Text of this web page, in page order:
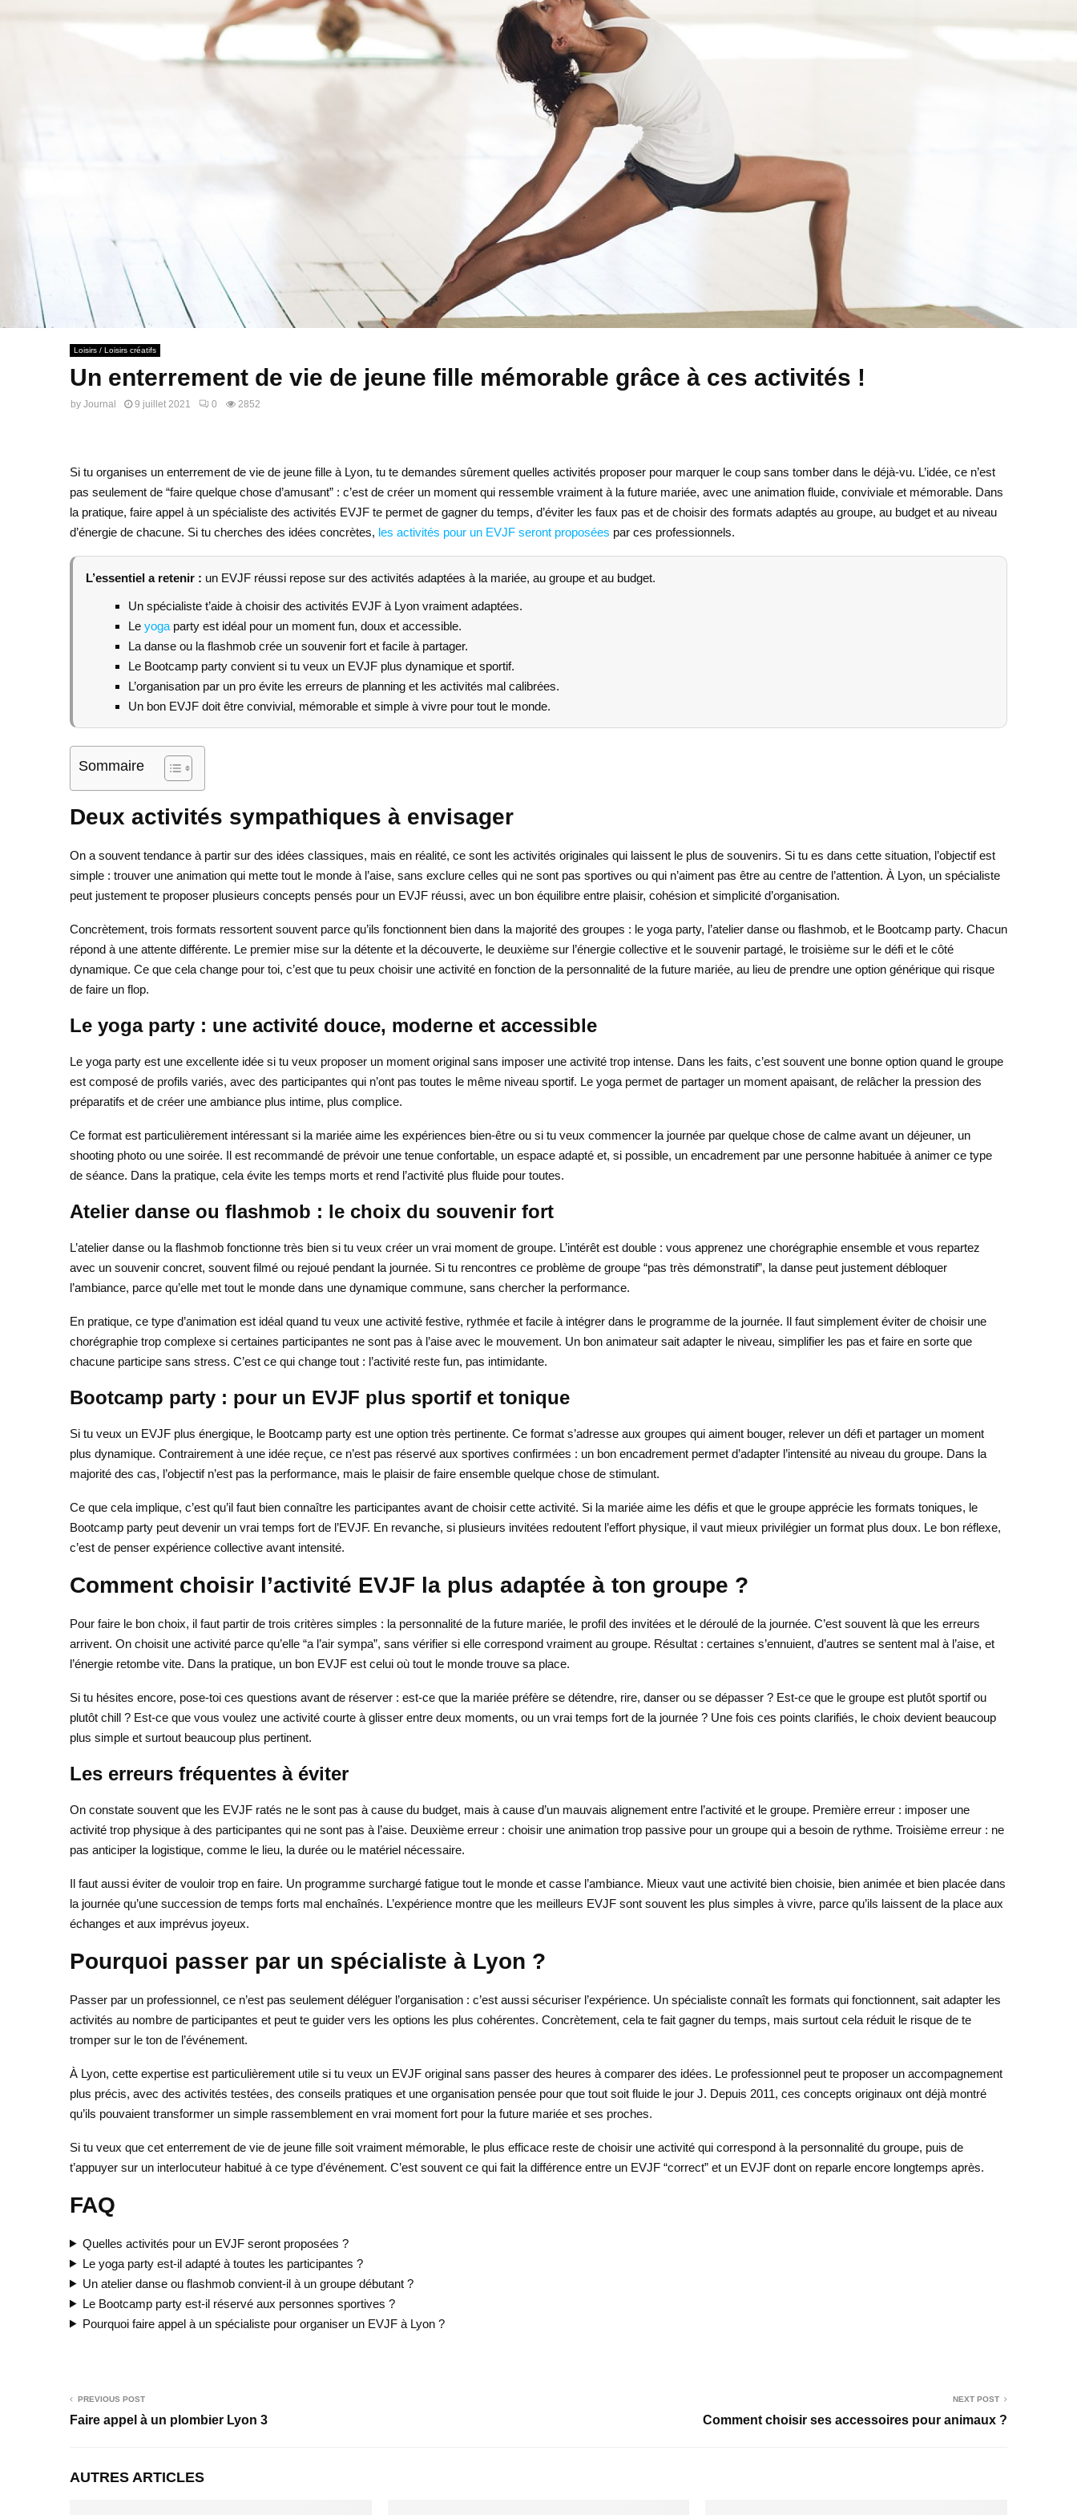
Loisirs / Loisirs créatifs
Un enterrement de vie de jeune fille mémorable grâce à ces activités !
by Journal 9 juillet 2021 0 2852
Si tu organises un enterrement de vie de jeune fille à Lyon, tu te demandes sûrement quelles activités proposer pour marquer le coup sans tomber dans le déjà-vu. L’idée, ce n’est
pas seulement de “faire quelque chose d’amusant” : c’est de créer un moment qui ressemble vraiment à la future mariée, avec une animation fluide, conviviale et mémorable. Dans
la pratique, faire appel à un spécialiste des activités EVJF te permet de gagner du temps, d’éviter les faux pas et de choisir des formats adaptés au groupe, au budget et au niveau
d’énergie de chacune. Si tu cherches des idées concrètes, les activités pour un EVJF seront proposées par ces professionnels.
L’essentiel a retenir : un EVJF réussi repose sur des activités adaptées à la mariée, au groupe et au budget.
Un spécialiste t’aide à choisir des activités EVJF à Lyon vraiment adaptées.
Le yoga party est idéal pour un moment fun, doux et accessible.
La danse ou la flashmob crée un souvenir fort et facile à partager.
Le Bootcamp party convient si tu veux un EVJF plus dynamique et sportif.
L’organisation par un pro évite les erreurs de planning et les activités mal calibrées.
Un bon EVJF doit être convivial, mémorable et simple à vivre pour tout le monde.
Sommaire
Deux activités sympathiques à envisager
On a souvent tendance à partir sur des idées classiques, mais en réalité, ce sont les activités originales qui laissent le plus de souvenirs. Si tu es dans cette situation, l’objectif est
simple : trouver une animation qui mette tout le monde à l’aise, sans exclure celles qui ne sont pas sportives ou qui n’aiment pas être au centre de l’attention. À Lyon, un spécialiste
peut justement te proposer plusieurs concepts pensés pour un EVJF réussi, avec un bon équilibre entre plaisir, cohésion et simplicité d’organisation.
Concrètement, trois formats ressortent souvent parce qu’ils fonctionnent bien dans la majorité des groupes : le yoga party, l’atelier danse ou flashmob, et le Bootcamp party. Chacun
répond à une attente différente. Le premier mise sur la détente et la découverte, le deuxième sur l’énergie collective et le souvenir partagé, le troisième sur le défi et le côté
dynamique. Ce que cela change pour toi, c’est que tu peux choisir une activité en fonction de la personnalité de la future mariée, au lieu de prendre une option générique qui risque
de faire un flop.
Le yoga party : une activité douce, moderne et accessible
Le yoga party est une excellente idée si tu veux proposer un moment original sans imposer une activité trop intense. Dans les faits, c’est souvent une bonne option quand le groupe
est composé de profils variés, avec des participantes qui n’ont pas toutes le même niveau sportif. Le yoga permet de partager un moment apaisant, de relâcher la pression des
préparatifs et de créer une ambiance plus intime, plus complice.
Ce format est particulièrement intéressant si la mariée aime les expériences bien-être ou si tu veux commencer la journée par quelque chose de calme avant un déjeuner, un
shooting photo ou une soirée. Il est recommandé de prévoir une tenue confortable, un espace adapté et, si possible, un encadrement par une personne habituée à animer ce type
de séance. Dans la pratique, cela évite les temps morts et rend l’activité plus fluide pour toutes.
Atelier danse ou flashmob : le choix du souvenir fort
L’atelier danse ou la flashmob fonctionne très bien si tu veux créer un vrai moment de groupe. L’intérêt est double : vous apprenez une chorégraphie ensemble et vous repartez
avec un souvenir concret, souvent filmé ou rejoué pendant la journée. Si tu rencontres ce problème de groupe “pas très démonstratif”, la danse peut justement débloquer
l’ambiance, parce qu’elle met tout le monde dans une dynamique commune, sans chercher la performance.
En pratique, ce type d’animation est idéal quand tu veux une activité festive, rythmée et facile à intégrer dans le programme de la journée. Il faut simplement éviter de choisir une
chorégraphie trop complexe si certaines participantes ne sont pas à l’aise avec le mouvement. Un bon animateur sait adapter le niveau, simplifier les pas et faire en sorte que
chacune participe sans stress. C’est ce qui change tout : l’activité reste fun, pas intimidante.
Bootcamp party : pour un EVJF plus sportif et tonique
Si tu veux un EVJF plus énergique, le Bootcamp party est une option très pertinente. Ce format s’adresse aux groupes qui aiment bouger, relever un défi et partager un moment
plus dynamique. Contrairement à une idée reçue, ce n’est pas réservé aux sportives confirmées : un bon encadrement permet d’adapter l’intensité au niveau du groupe. Dans la
majorité des cas, l’objectif n’est pas la performance, mais le plaisir de faire ensemble quelque chose de stimulant.
Ce que cela implique, c’est qu’il faut bien connaître les participantes avant de choisir cette activité. Si la mariée aime les défis et que le groupe apprécie les formats toniques, le
Bootcamp party peut devenir un vrai temps fort de l’EVJF. En revanche, si plusieurs invitées redoutent l’effort physique, il vaut mieux privilégier un format plus doux. Le bon réflexe,
c’est de penser expérience collective avant intensité.
Comment choisir l’activité EVJF la plus adaptée à ton groupe ?
Pour faire le bon choix, il faut partir de trois critères simples : la personnalité de la future mariée, le profil des invitées et le déroulé de la journée. C’est souvent là que les erreurs
arrivent. On choisit une activité parce qu’elle “a l’air sympa”, sans vérifier si elle correspond vraiment au groupe. Résultat : certaines s’ennuient, d’autres se sentent mal à l’aise, et
l’énergie retombe vite. Dans la pratique, un bon EVJF est celui où tout le monde trouve sa place.
Si tu hésites encore, pose-toi ces questions avant de réserver : est-ce que la mariée préfère se détendre, rire, danser ou se dépasser ? Est-ce que le groupe est plutôt sportif ou
plutôt chill ? Est-ce que vous voulez une activité courte à glisser entre deux moments, ou un vrai temps fort de la journée ? Une fois ces points clarifiés, le choix devient beaucoup
plus simple et surtout beaucoup plus pertinent.
Les erreurs fréquentes à éviter
On constate souvent que les EVJF ratés ne le sont pas à cause du budget, mais à cause d’un mauvais alignement entre l’activité et le groupe. Première erreur : imposer une
activité trop physique à des participantes qui ne sont pas à l’aise. Deuxième erreur : choisir une animation trop passive pour un groupe qui a besoin de rythme. Troisième erreur : ne
pas anticiper la logistique, comme le lieu, la durée ou le matériel nécessaire.
Il faut aussi éviter de vouloir trop en faire. Un programme surchargé fatigue tout le monde et casse l’ambiance. Mieux vaut une activité bien choisie, bien animée et bien placée dans
la journée qu’une succession de temps forts mal enchaînés. L’expérience montre que les meilleurs EVJF sont souvent les plus simples à vivre, parce qu’ils laissent de la place aux
échanges et aux imprévus joyeux.
Pourquoi passer par un spécialiste à Lyon ?
Passer par un professionnel, ce n’est pas seulement déléguer l’organisation : c’est aussi sécuriser l’expérience. Un spécialiste connaît les formats qui fonctionnent, sait adapter les
activités au nombre de participantes et peut te guider vers les options les plus cohérentes. Concrètement, cela te fait gagner du temps, mais surtout cela réduit le risque de te
tromper sur le ton de l’événement.
À Lyon, cette expertise est particulièrement utile si tu veux un EVJF original sans passer des heures à comparer des idées. Le professionnel peut te proposer un accompagnement
plus précis, avec des activités testées, des conseils pratiques et une organisation pensée pour que tout soit fluide le jour J. Depuis 2011, ces concepts originaux ont déjà montré
qu’ils pouvaient transformer un simple rassemblement en vrai moment fort pour la future mariée et ses proches.
Si tu veux que cet enterrement de vie de jeune fille soit vraiment mémorable, le plus efficace reste de choisir une activité qui correspond à la personnalité du groupe, puis de
t’appuyer sur un interlocuteur habitué à ce type d’événement. C’est souvent ce qui fait la différence entre un EVJF “correct” et un EVJF dont on reparle encore longtemps après.
FAQ
Quelles activités pour un EVJF seront proposées ?
Le yoga party est-il adapté à toutes les participantes ?
Un atelier danse ou flashmob convient-il à un groupe débutant ?
Le Bootcamp party est-il réservé aux personnes sportives ?
Pourquoi faire appel à un spécialiste pour organiser un EVJF à Lyon ?
PREVIOUS POST
Faire appel à un plombier Lyon 3
NEXT POST
Comment choisir ses accessoires pour animaux ?
AUTRES ARTICLES